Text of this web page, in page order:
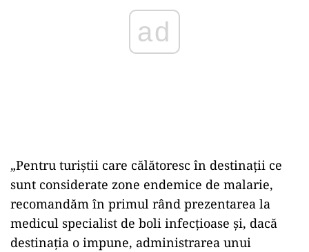
ad
„Pentru turiştii care călătoresc în destinaţii ce
sunt considerate zone endemice de malarie,
recomandăm în primul rând prezentarea la
medicul specialist de boli infecţioase şi, dacă
destinaţia o impune, administrarea unui